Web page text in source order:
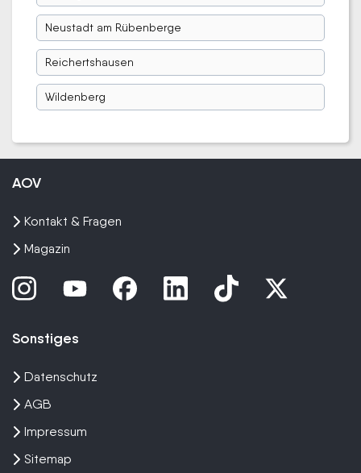
Neustadt am Rübenberge
Reichertshausen
Wildenberg
AOV
Kontakt & Fragen
Magazin
Sonstiges
Datenschutz
AGB
Impressum
Sitemap